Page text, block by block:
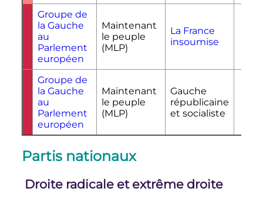
Groupe de
la Gauche
au
Parlement
européen
Maintenant
le peuple
(MLP)
La France
insoumise
Groupe de
la Gauche
au
Parlement
européen
Maintenant
le peuple
(MLP)
Gauche
républicaine
et socialiste
Partis nationaux
Droite radicale et extrême droite